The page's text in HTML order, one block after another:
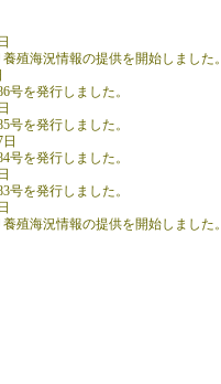
海況情報の提供を開始しました。
を発行しました。
を発行しました。
を発行しました。
を発行しました。
海況情報の提供を開始しました。